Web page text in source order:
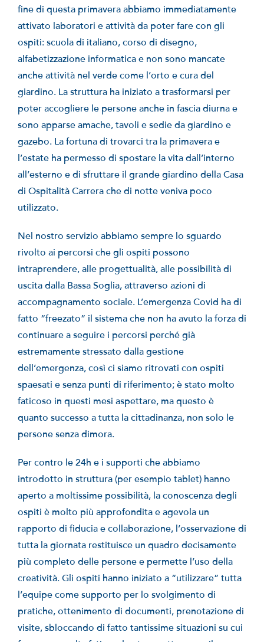
fine di questa primavera abbiamo immediatamente
attivato laboratori e attività da poter fare con gli
ospiti: scuola di italiano, corso di disegno,
alfabetizzazione informatica e non sono mancate
anche attività nel verde come l’orto e cura del
giardino. La struttura ha iniziato a trasformarsi per
poter accogliere le persone anche in fascia diurna e
sono apparse amache, tavoli e sedie da giardino e
gazebo. La fortuna di trovarci tra la primavera e
l’estate ha permesso di spostare la vita dall’interno
all’esterno e di sfruttare il grande giardino della Casa
di Ospitalità Carrera che di notte veniva poco
utilizzato.
Nel nostro servizio abbiamo sempre lo sguardo
rivolto ai percorsi che gli ospiti possono
intraprendere, alle progettualità, alle possibilità di
uscita dalla Bassa Soglia, attraverso azioni di
accompagnamento sociale. L’emergenza Covid ha di
fatto “freezato” il sistema che non ha avuto la forza di
continuare a seguire i percorsi perché già
estremamente stressato dalla gestione
dell’emergenza, così ci siamo ritrovati con ospiti
spaesati e senza punti di riferimento; è stato molto
faticoso in questi mesi aspettare, ma questo è
quanto successo a tutta la cittadinanza, non solo le
persone senza dimora.
Per contro le 24h e i supporti che abbiamo
introdotto in struttura (per esempio tablet) hanno
aperto a moltissime possibilità, la conoscenza degli
ospiti è molto più approfondita e agevola un
rapporto di fiducia e collaborazione, l’osservazione di
tutta la giornata restituisce un quadro decisamente
più completo delle persone e permette l’uso della
creatività. Gli ospiti hanno iniziato a “utilizzare” tutta
l’equipe come supporto per lo svolgimento di
pratiche, ottenimento di documenti, prenotazione di
visite, sbloccando di fatto tantissime situazioni su cui